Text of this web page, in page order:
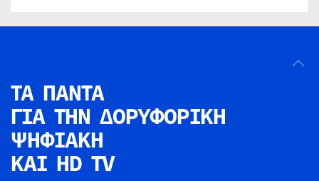
ΤΑ ΠΑΝΤΑ
ΓΙΑ ΤΗΝ ΔΟΡΥΦΟΡΙΚΗ
ΨΗΦΙΑΚΗ
ΚΑΙ HD TV